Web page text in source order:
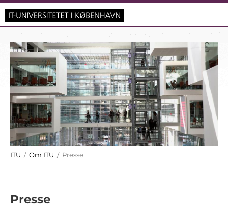
ITU / Om ITU / Presse
Presse